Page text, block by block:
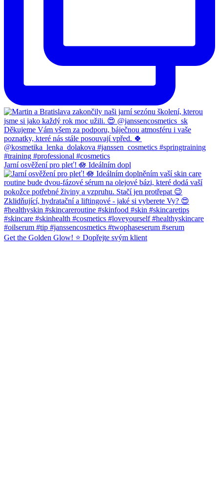
Jarní osvěžení pro pleť! 🪷 Ideálním dopl
Get the Golden Glow! ⭐️ Dopřejte svým klient